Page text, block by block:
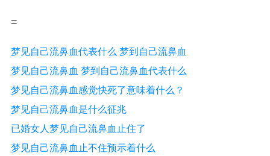
=
梦见自己流鼻血代表什么 梦到自己流鼻血
梦见自己流鼻血 梦到自己流鼻血代表什么
梦见自己流鼻血感觉快死了意味着什么？
梦见自己流鼻血是什么征兆
已婚女人梦见自己流鼻血止住了
梦见自己流鼻血止不住预示着什么